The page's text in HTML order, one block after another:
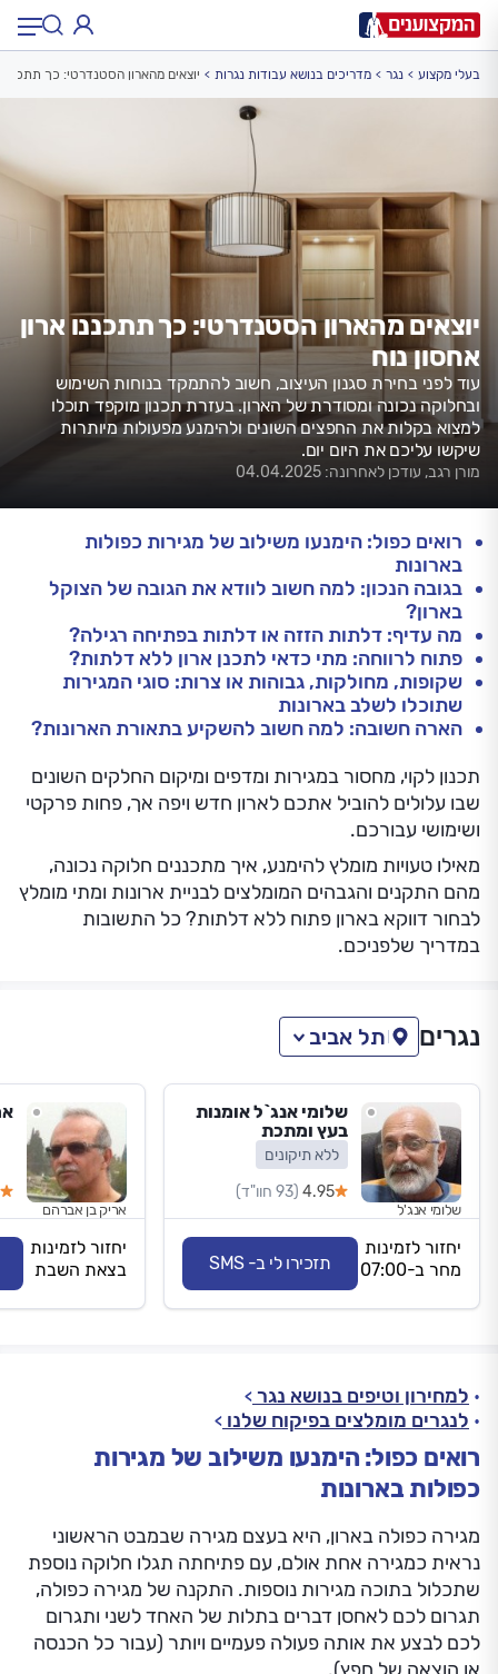
תחום
תחום:
יוצאים מהארון הסטנדרטי: כך תתכננו ארון
אחסון נוח
עוד לפני בחירת סגנון העיצוב, חשוב להתמקד בנוחות השימוש
ובחלוקה נכונה ומסודרת של הארון. בעזרת תכנון מוקפד תוכלו
למצוא בקלות את החפצים השונים ולהימנע מפעולות מיותרות
שיקשו עליכם את היום יום.
מורן רגב, עודכן לאחרונה: 04.04.2025
בעלי מקצוע נגר מדריכים בנושא עבודות נגרות יוצאים מהארון הסטנדרטי: כך תתכננו
רואים כפול: הימנעו משילוב של מגירות כפולות
בארונות
בגובה הנכון: למה חשוב לוודא את הגובה של הצוקל
בארון?
מה עדיף: דלתות הזזה או דלתות בפתיחה רגילה?
פתוח לרווחה: מתי כדאי לתכנן ארון ללא דלתות?
שקופות, מחולקות, גבוהות או צרות: סוגי המגירות
שתוכלו לשלב בארונות
הארה חשובה: למה חשוב להשקיע בתאורת הארונות?
תכנון לקוי, מחסור במגירות ומדפים ומיקום החלקים השונים
שבו עלולים להוביל אתכם לארון חדש ויפה אך, פחות פרקטי
ושימושי עבורכם.
מאילו טעויות מומלץ להימנע, איך מתכננים חלוקה נכונה,
מהם התקנים והגבהים המומלצים לבניית ארונות ומתי מומלץ
לבחור דווקא בארון פתוח ללא דלתות? כל התשובות
במדריך שלפניכם.
נגרים תל אביב
שלומי אנג`ל אומנות
בעץ ומתכת
ללא תיקונים
4.95 (93 חוו"ד)
שלומי אנג'ל
יחזור לזמינות
מחר ב-07:00
תזכירו לי ב- SMS
אריק בן אברהם
יחזור לזמינות
בצאת השבת
למחירון וטיפים בנושא נגר
לנגרים מומלצים בפיקוח שלנו
רואים כפול: הימנעו משילוב של מגירות
כפולות בארונות
מגירה כפולה בארון, היא בעצם מגירה שבמבט הראשוני
נראית כמגירה אחת אולם, עם פתיחתה תגלו חלוקה נוספת
שתכלול בתוכה מגירות נוספות. התקנה של מגירה כפולה,
תגרום לכם לאחסן דברים בתלות של האחד לשני ותגרום
לכם לבצע את אותה פעולה פעמיים ויותר (עבור כל הכנסה